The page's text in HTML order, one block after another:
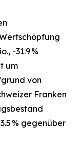
-31.9 %
um
von
Franken
% gegenüber